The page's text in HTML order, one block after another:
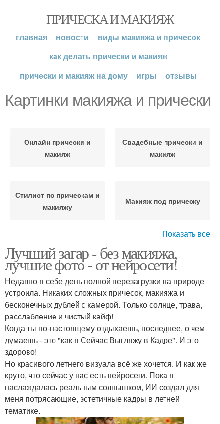
ПРИЧЕСКА И МАКИЯЖ
главная новости
виды макияжа и причесок
как делать прически и макияж
прически и макияж на дому
игры отзывы
Картинки макияжа и прически
Онлайн прически и
макияж
Свадебные прически и
макияж
Стилист по прическам и
макияжу
Макияж под прическу
Образ макияж и
прическа
макияж
Сделать макияж
прическу
Макияж и прическа на
Подбор причесок и
макияжа онлайн
Прически дома
Играть в игру прически
и макияж
прически
Показать все
Лучший загар - без макияжа,
лучшие фото - от нейросети!
Недавно я себе день полной перезагрузки на природе
устроила. Никаких сложных причесок, макияжа и
бесконечных дублей с камерой. Только солнце, трава,
расслабление и чистый кайф!
Когда ты по-настоящему отдыхаешь, последнее, о чем
думаешь - это "как я Сейчас Выгляжу в Кадре". И это
здорово!
Но красивого летнего визуала всё же хочется. И как же
круто, что сейчас у нас есть нейросети. Пока я
наслаждалась реальным солнышком, ИИ создал для
меня потрясающие, эстетичные кадры в летней
тематике.